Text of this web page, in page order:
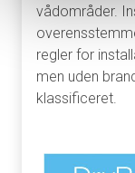
vådområder.
regler for
men uden
klassificeret.